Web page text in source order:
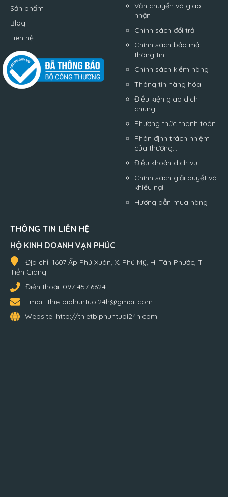
Sản phẩm
Blog
Liên hệ
Vận chuyển và giao
nhận
Chính sách đổi trả
Chính sách bảo mật
thông tin
Chính sách kiểm hàng
Thông tin hàng hóa
Điều kiện giao dịch
chung
Phương thức thanh toán
Phân định trách nhiệm
của thương...
Điều khoản dịch vụ
Chính sách giải quyết và
khiếu nại
Hướng dẫn mua hàng
THÔNG TIN LIÊN HỆ
HỘ KINH DOANH VẠN PHÚC
Địa chỉ: 1607 Ấp Phú Xuân, X. Phú Mỹ, H. Tân Phước, T.
Tiền Giang
Điện thoại: 097 457 6624
Email: thietbiphuntuoi24h@gmail.com
Website: http://thietbiphuntuoi24h.com